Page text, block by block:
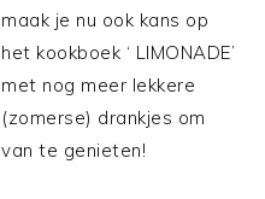
maak je nu ook kans op
het kookboek ‘ LIMONADE’
met nog meer lekkere
(zomerse) drankjes om
van te genieten!